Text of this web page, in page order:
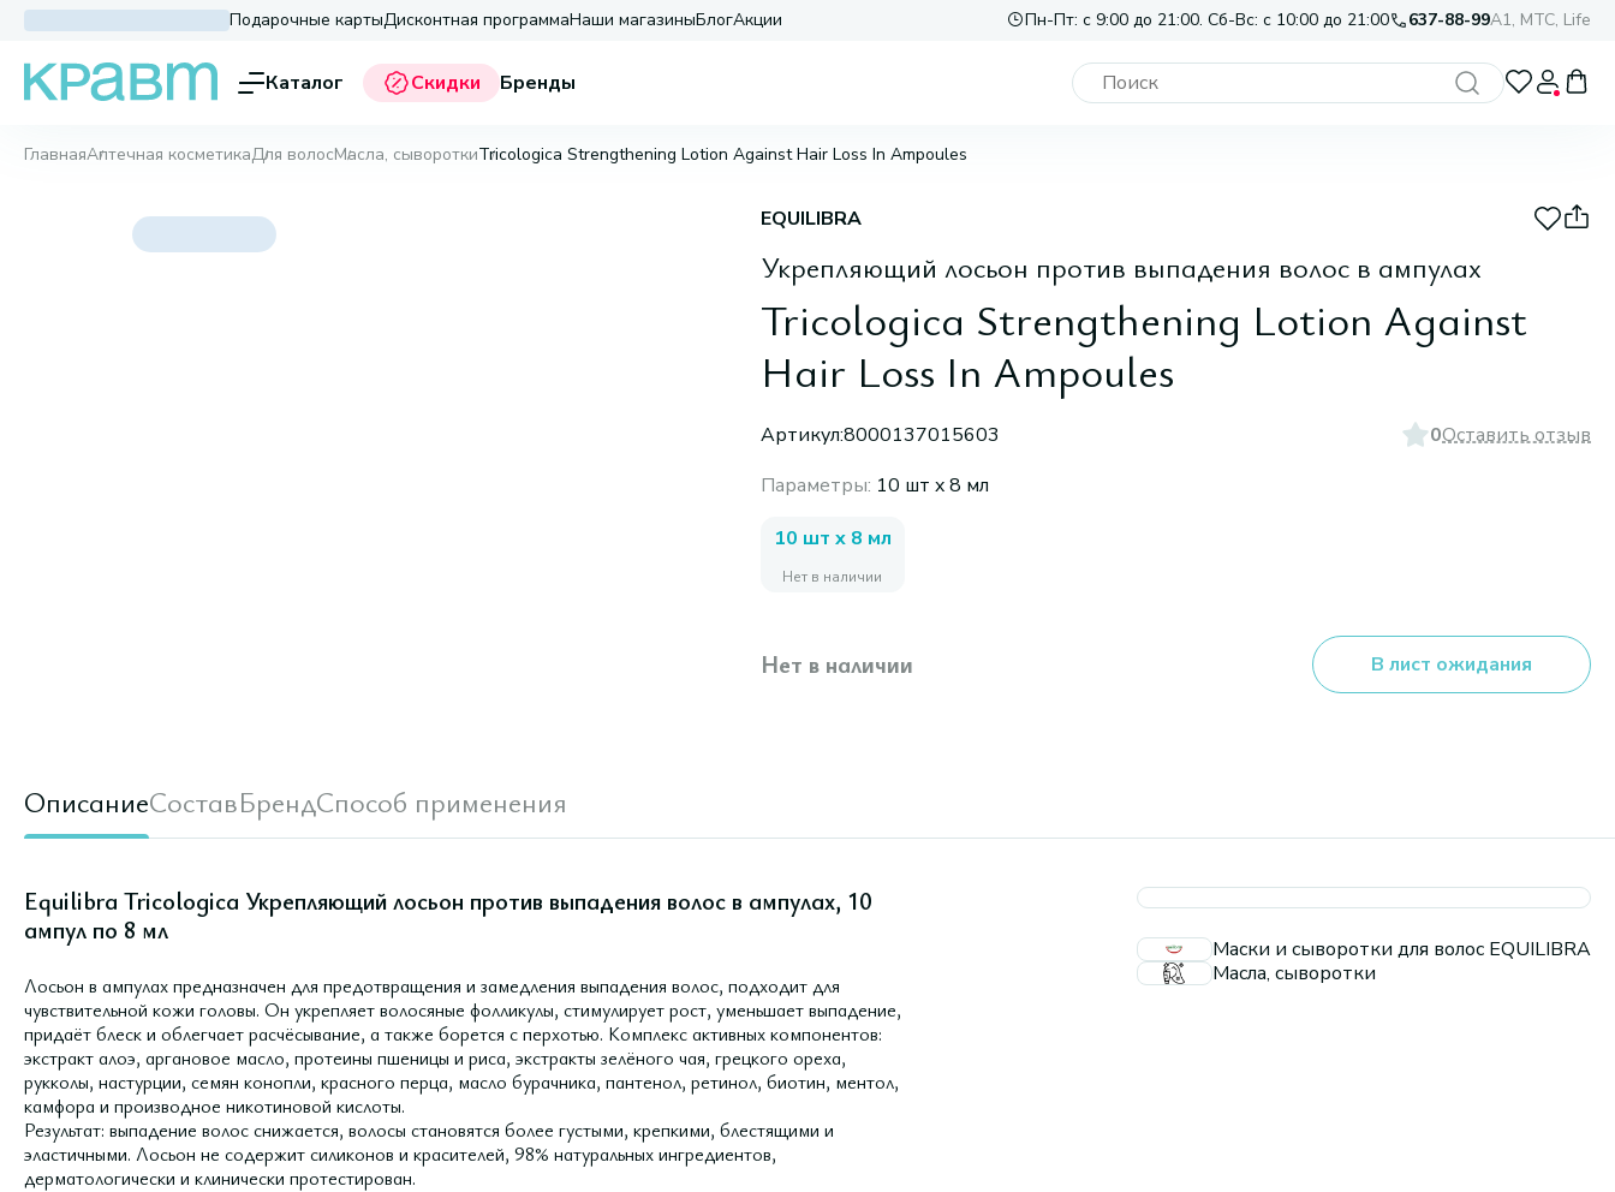
Подарочные картыДисконтная программаНаши магазиныБлогАкции Пн-Пт: с 9:00 до 21:00. Сб-Вс: с 10:00 до 21:00 637-88-99A1, МТС, Life
Каталог Скидки Бренды
ГлавнаяАптечная косметикаДля волосМасла, сывороткиTricologica Strengthening Lotion Against Hair Loss In Ampoules
EQUILIBRA
Укрепляющий лосьон против выпадения волос в ампулах
Tricologica Strengthening Lotion Against
Hair Loss In Ampoules
Артикул:8000137015603 0Оставить отзыв
Параметры: 10 шт x 8 мл
10 шт x 8 мл
Нет в наличии
Нет в наличии В лист ожидания
ОписаниеСоставБрендСпособ применения
Equilibra Tricologica Укрепляющий лосьон против выпадения волос в ампулах, 10
ампул по 8 мл
Лосьон в ампулах предназначен для предотвращения и замедления выпадения волос, подходит для
чувствительной кожи головы. Он укрепляет волосяные фолликулы, стимулирует рост, уменьшает выпадение,
придаёт блеск и облегчает расчёсывание, а также борется с перхотью. Комплекс активных компонентов:
экстракт алоэ, аргановое масло, протеины пшеницы и риса, экстракты зелёного чая, грецкого ореха,
рукколы, настурции, семян конопли, красного перца, масло бурачника, пантенол, ретинол, биотин, ментол,
камфора и производное никотиновой кислоты.
Результат: выпадение волос снижается, волосы становятся более густыми, крепкими, блестящими и
эластичными. Лосьон не содержит силиконов и красителей, 98% натуральных ингредиентов,
дерматологически и клинически протестирован.
Маски и сыворотки для волос EQUILIBRA
Масла, сыворотки